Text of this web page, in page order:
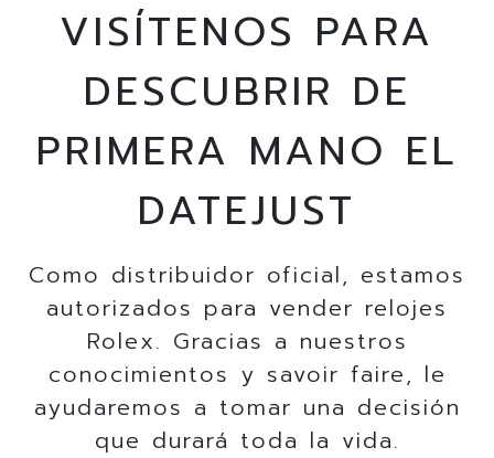
VISÍTENOS PARA
DESCUBRIR DE
PRIMERA MANO EL
DATEJUST
Como distribuidor oficial, estamos
autorizados para vender relojes
Rolex. Gracias a nuestros
conocimientos y savoir faire, le
ayudaremos a tomar una decisión
que durará toda la vida.